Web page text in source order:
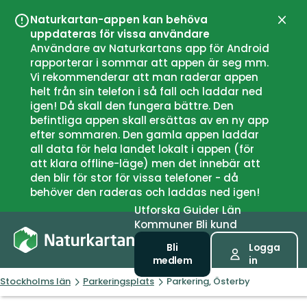
Naturkartan-appen kan behöva
uppdateras för vissa användare
Användare av Naturkartans app för Android
rapporterar i sommar att appen är seg mm.
Vi rekommenderar att man raderar appen
helt från sin telefon i så fall och laddar ned
igen! Då skall den fungera bättre. Den
befintliga appen skall ersättas av en ny app
efter sommaren. Den gamla appen laddar
all data för hela landet lokalt i appen (för
att klara offline-läge) men det innebär att
den blir för stor för vissa telefoner - då
behöver den raderas och laddas ned igen!
UtforskaGuiderLän
Kommuner Bli kund
Bli
medlem
Logga
in
Stockholms län Parkeringsplats Parkering, Österby